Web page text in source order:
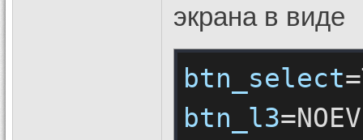
экрана в виде
btn_select
btn_l3